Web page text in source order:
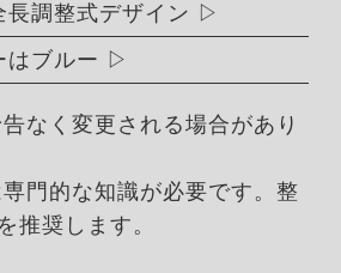
調整式デザイン
はブルー
なく変更される場合があり
門的な知識が必要です。整
推奨します。